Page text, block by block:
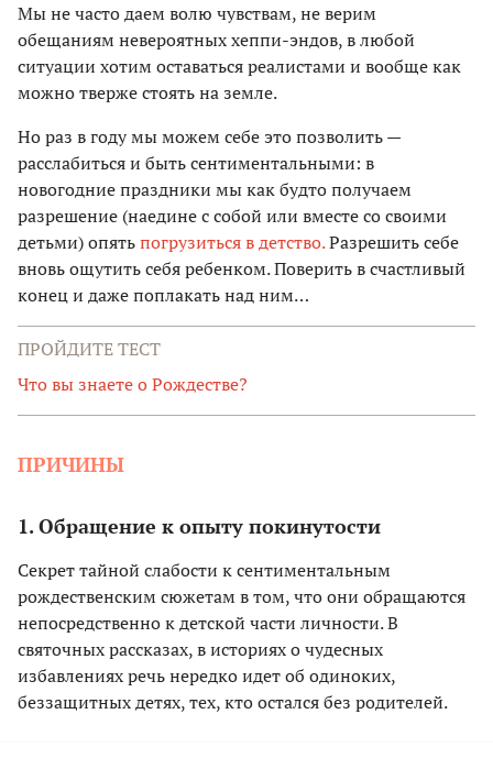
Мы не часто даем волю чувствам, не верим
обещаниям невероятных хеппи-эндов, в любой
ситуации хотим оставаться реалистами и вообще как
можно тверже стоять на земле.
Но раз в году мы можем себе это позволить —
расслабиться и быть сентиментальными: в
новогодние праздники мы как будто получаем
разрешение (наедине с собой или вместе со своими
детьми) опятьпогрузиться в детство.Разрешить себе
вновь ощутить себя ребенком. Поверить в счастливый
конец и даже поплакать над ним…
ПРОЙДИТЕ ТЕСТ
Что вы знаете о Рождестве?
ПРИЧИНЫ
1. Обращение к опыту покинутости
Секрет тайной слабости к сентиментальным
рождественским сюжетам в том, что они обращаются
непосредственно к детской части личности. В
святочных рассказах, в историях о чудесных
избавлениях речь нередко идет об одиноких,
беззащитных детях, тех, кто остался без родителей.